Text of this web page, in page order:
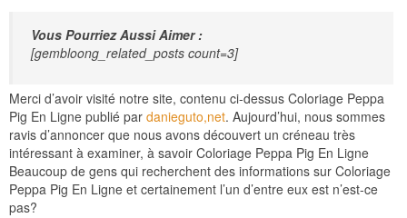
Vous Pourriez Aussi Aimer :
[gembloong_related_posts count=3]
Merci d’avoir visité notre site, contenu ci-dessus Coloriage Peppa
Pig En Ligne publié par danieguto,net. Aujourd’hui, nous sommes
ravis d’annoncer que nous avons découvert un créneau très
intéressant à examiner, à savoir Coloriage Peppa Pig En Ligne
Beaucoup de gens qui recherchent des informations sur Coloriage
Peppa Pig En Ligne et certainement l’un d’entre eux est n’est-ce
pas?